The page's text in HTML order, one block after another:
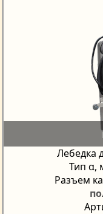
Лебедка
Тип α,
Разъем